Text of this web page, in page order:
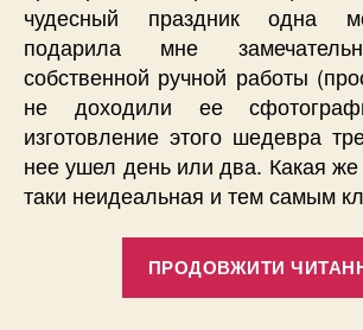
чудесный праздник одна
подарила мне
собственной ручной работы
не доходили ее
изготовление этого шедевра
нее ушел день или два. Какая же
таки неидеальная и тем самым
ПРОДОВЖИТИ